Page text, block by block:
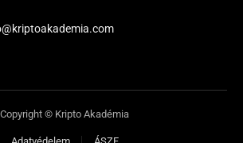
Copyright © Kripto Akadémia